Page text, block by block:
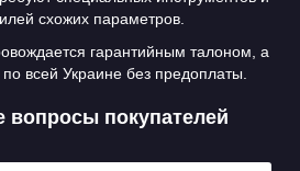
схожих параметров.
гарантийным талоном, а
всей Украине без предоплаты.
вопросы покупателей